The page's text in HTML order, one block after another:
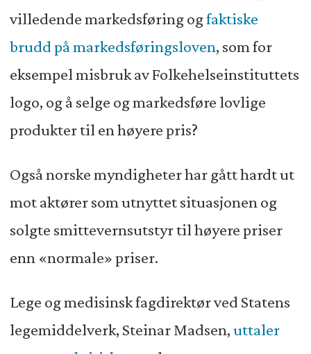
villedende markedsføring ogfaktiske
brudd på markedsføringsloven, som for
eksempel misbruk av Folkehelseinstituttets
logo, og å selge og markedsføre lovlige
produkter til en høyere pris?
Også norske myndigheter har gått hardt ut
mot aktører som utnyttet situasjonen og
solgte smittevernsutstyr til høyere priser
enn «normale» priser.
Lege og medisinsk fagdirektør ved Statens
legemiddelverk, Steinar Madsen,uttaler